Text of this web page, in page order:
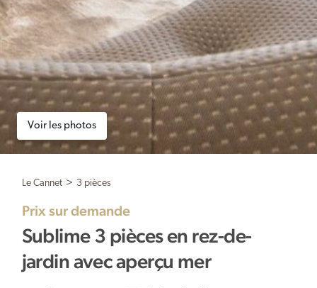
Voir les photos
Le Cannet > 3 pièces
Prix sur demande
Sublime 3 pièces en rez-de-
jardin avec aperçu mer